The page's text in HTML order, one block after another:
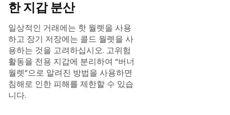
한 지갑 분산
일상적인 거래에는 핫 월렛을 사용
하고 장기 저장에는 콜드 월렛을 사
용하는 것을 고려하십시오. 고위험
활동을 전용 지갑에 분리하여 “버너
월렛”으로 알려진 방법을 사용하면
침해로 인한 피해를 제한할 수 있습
니다.